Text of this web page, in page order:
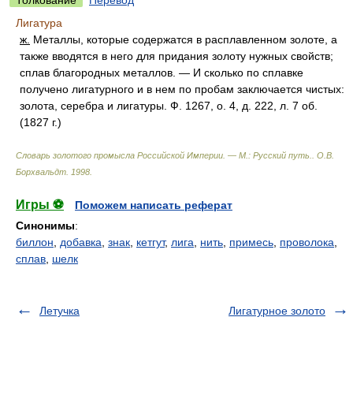
Лигатура
ж. Металлы, которые содержатся в расплавленном золоте, а
также вводятся в него для придания золоту нужных свойств;
сплав благородных металлов. — И сколько по сплавке
получено лигатурного и в нем по пробам заключается чистых:
золота, серебра и лигатуры. Ф. 1267, о. 4, д. 222, л. 7 об.
(1827 г.)
Словарь золотого промысла Российской Империи. — М.: Русский путь.
О.В.
Борхвальдт 1998
Игры ⚽
Поможем написать реферат
Синонимы:
биллон
добавка знак кетгут, лига нить примесь проволока
сплав шелк
Летучка Лигатурное золото